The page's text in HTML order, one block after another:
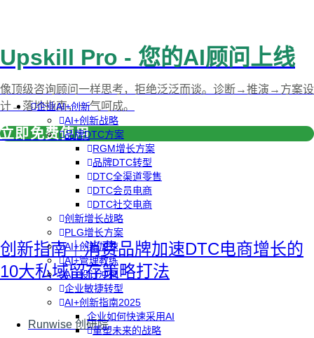
企业AI+创新
AI+创新战略
品牌DTC方案
RGM增长方案
品牌DTC转型
DTC全渠道零售
DTC会员电商
DTC社交电商
创新增长战略
PLG增长方案
AI+创新加速
AI+管理教练
AI+设计冲刺
企业敏捷转型
AI+创新指南2025
企业如何快速采用AI
重塑未来的战略
Upskill Pro - 您的AI顾问上线
像顶级咨询顾问一样思考，拒绝泛泛而谈。诊断→推演→方案设
计→落地指南，一气呵成。
立即免费使用
创新指南｜消费品牌加速DTC电商增长的
10大私域留存策略打法
Runwise 创研院